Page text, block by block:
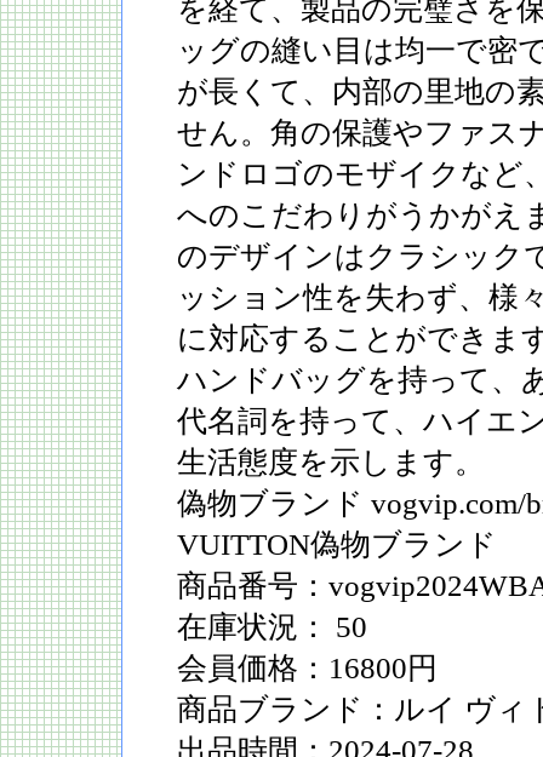
を経て、製品の完璧さを
ッグの縫い目は均一で密
が長くて、内部の里地の
せん。角の保護やファス
ンドロゴのモザイクなど
へのこだわりがうかがえ
のデザインはクラシック
ッション性を失わず、様
に対応することができま
ハンドバッグを持って、
代名詞を持って、ハイエ
生活態度を示します。
偽物ブランド vogvip.com/
VUITTON偽物ブランド
商品番号：
在庫状況： 50
会員価格：16800円
商品ブランド：ルイ ヴィ
出品時間：2024-07-28